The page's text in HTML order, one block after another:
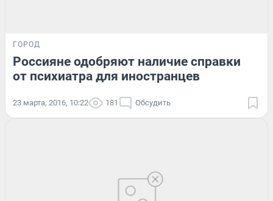
ГОРОД
Россияне одобряют наличие справки
от психиатра для иностранцев
23 марта, 2016, 10:22 181 Обсудить